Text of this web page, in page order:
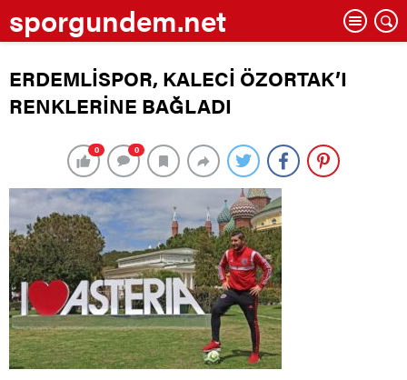
sporgundem.net
ERDEMLİSPOR, KALECİ ÖZORTAK’I
RENKLERİNE BAĞLADI
0 0